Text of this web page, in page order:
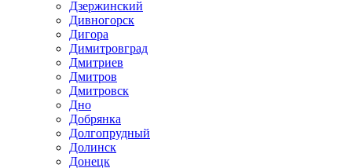
Дзержинский
Дивногорск
Дигора
Димитровград
Дмитриев
Дмитров
Дмитровск
Дно
Добрянка
Долгопрудный
Долинск
Донецк